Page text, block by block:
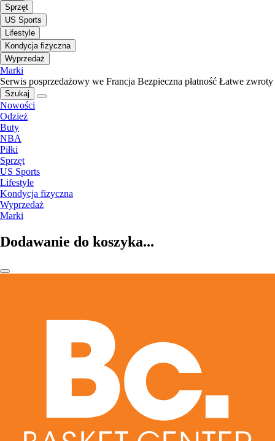
Sprzęt
US Sports
Lifestyle
Kondycja fizyczna
Wyprzedaż
Marki
Serwis posprzedażowy we Francja Bezpieczna płatność Łatwe zwroty
Szukaj
Nowości
Odzież
Buty
NBA
Piłki
Sprzęt
US Sports
Lifestyle
Kondycja fizyczna
Wyprzedaż
Marki
Dodawanie do koszyka...